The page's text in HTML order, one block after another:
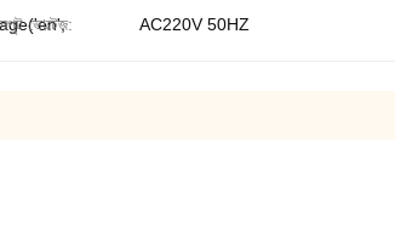
ভোল্টেজ: AC220V 50HZ